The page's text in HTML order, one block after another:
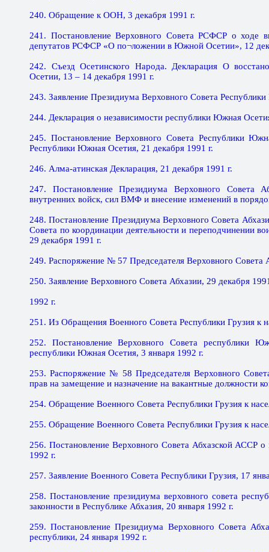
240. Обращение к ООН, 3 декабря 1991 г.
241. Постановление Верховного Совета РСФСР о ходе
депутатов РСФСР «О по¬ложении в Южной Осетии», 12
242. Съезд Осетинского Народа. Декларация О
Осетии, 13 – 14 декабря 1991 г.
243. Заявление Президиума Верховного Совета Республики
244. Декларация о независимости республики Южная
245. Постановление Верховного Совета Республики
Республики Южная Осетия, 21 декабря 1991 г.
246. Алма-атинская Декларация, 21 декабря 1991 г.
247. Постановление Президиума Верховного Совета
внутренних войск, сил ВМФ и внесение изменений в
248. Постановление Президиума Верховного Совета
Совета по координации деятельности и переподчинении
29 декабря 1991 г.
249. Распоряжение № 57 Председателя Верховного Совета
250. Заявление Верховного Совета Абхазии, 29 декабря
1992 г.
251. Из Обращения Военного Совета Республики Грузия к
252. Постановление Верховного Совета республики
республики Южная Осетия, 3 января 1992 г.
253. Распоряжение № 58 Председателя Верховного
прав на замещение и назначение на вакантные должности
254. Обращение Военного Совета Республики Грузия к
255. Обращение Военного Совета Республики Грузия к
256. Постановление Верховного Совета Абхазской АССР
1992 г.
257. Заявление Военного Совета Республики Грузия, 17
258. Постановление президиума верховного совета
законности в Республике Абхазия, 20 января 1992 г.
259. Постановление Президиума Верховного Совета
республики, 24 января 1992 г.